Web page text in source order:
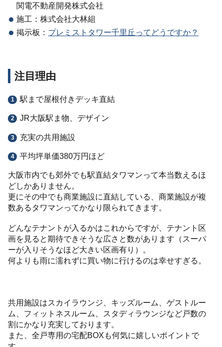
関電不動産開発株式会社
施工：株式会社大林組
掲示板： プレミストタワー千里丘ってどうですか？
注目理由
駅まで屋根付きデッキ直結
JR大阪駅ま物、デザイン
充実の共用施設
平均坪単価380万円ほど
大阪市内でも郊外でも駅直結タワマンって本当数えるほ
どしかありません。
更にその中でも商業施設に直結している、商業施設が複
数あるタワマンってかなり限られてきます。
どんなテナントが入るかはこれからですが、テナント区
画を見ると期待できそうな広さと数があります（スーパ
ーが入りそうなほど大きい区画有り）。
何よりも雨に濡れずに買い物に行けるのは幸せすぎる。
共用施設はスカイラウンジ、キッズルーム、ゲストルー
ム、フィットネスルーム、スタディラウンジなど戸数の
割にかなり充実しております。
また、全戸専用の宅配BOXも何気に嬉しいポイントで